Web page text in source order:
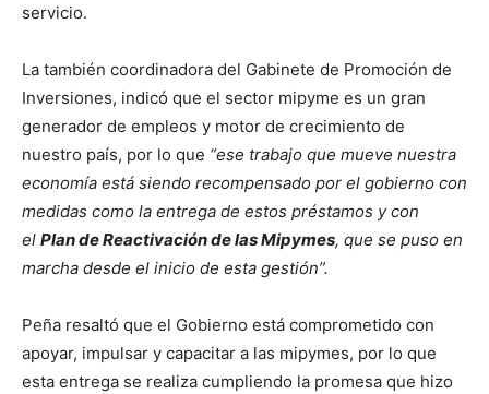
servicio.
La también coordinadora del Gabinete de Promoción de
Inversiones, indicó que el sector mipyme es un gran
generador de empleos y motor de crecimiento de
nuestro país, por lo que “ese trabajo que mueve nuestra
economía está siendo recompensado por el gobierno con
medidas como la entrega de estos préstamos y con
el Plan de Reactivación de las Mipymes, que se puso en
marcha desde el inicio de esta gestión”.
Peña resaltó que el Gobierno está comprometido con
apoyar, impulsar y capacitar a las mipymes, por lo que
esta entrega se realiza cumpliendo la promesa que hizo